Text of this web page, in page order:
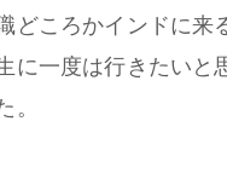
どころかインドに
一度は行きたいと
。